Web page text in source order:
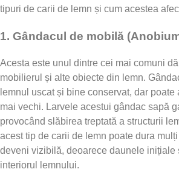
tipuri de carii de lemn și cum acestea
1. Gândacul de mobilă
Acesta este unul dintre cei mai comuni
mobilierul și alte obiecte din lemn.
lemnul uscat și bine conservat, dar poate
mai vechi. Larvele acestui gândac sapă
provocând slăbirea treptată a structurii
acest tip de carii de lemn poate dura
deveni vizibilă, deoarece daunele inițiale
interiorul lemnului.